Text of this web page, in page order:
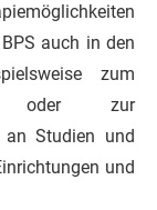
auch in den
zum
oder zur
an Studien und
und